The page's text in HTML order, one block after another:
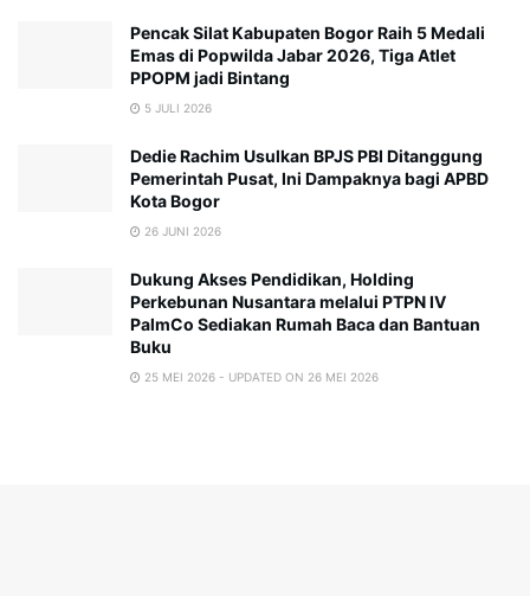
Pencak Silat Kabupaten Bogor Raih 5 Medali
Emas di Popwilda Jabar 2026, Tiga Atlet
PPOPM jadi Bintang
5 JULI 2026
Dedie Rachim Usulkan BPJS PBI Ditanggung
Pemerintah Pusat, Ini Dampaknya bagi APBD
Kota Bogor
26 JUNI 2026
Dukung Akses Pendidikan, Holding
Perkebunan Nusantara melalui PTPN IV
PalmCo Sediakan Rumah Baca dan Bantuan
Buku
25 MEI 2026 - UPDATED ON 26 MEI 2026